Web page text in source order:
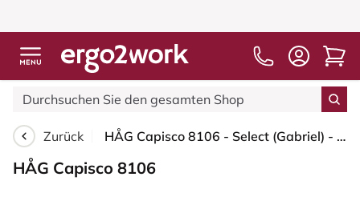
Zurück HÅG Capisco 8106 - Select (Gabriel) - Wolle / Polyamid - SC66194 - Blue - Blush Rose - 265 mm (Sitzhöhe 53-79cm) - Weiche Rollen für harte Böden
HÅG Capisco 8106